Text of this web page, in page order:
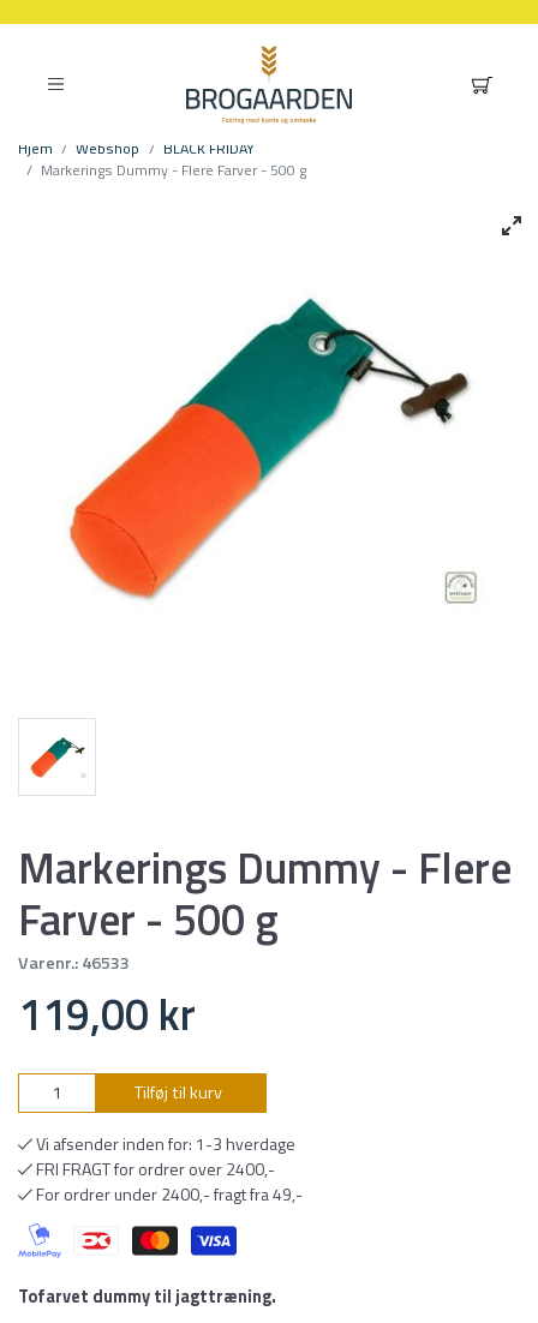
Hjem Webshop
BLACK FRIDAY
Markerings Dummy - Flere Farver - 500 g
Markerings Dummy - Flere
Farver - 500 g
Varenr.:46533
119,00 kr
Tilføj til kurv
Vi afsender inden for: 1-3 hverdage
FRI FRAGT for ordrer over 2400,-
For ordrer under 2400,- fragt fra 49,-
Tofarvet dummy til jagttræning.